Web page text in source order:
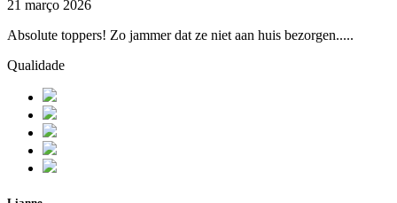
21 março 2026
Absolute toppers! Zo jammer dat ze niet aan huis bezorgen.....
Qualidade